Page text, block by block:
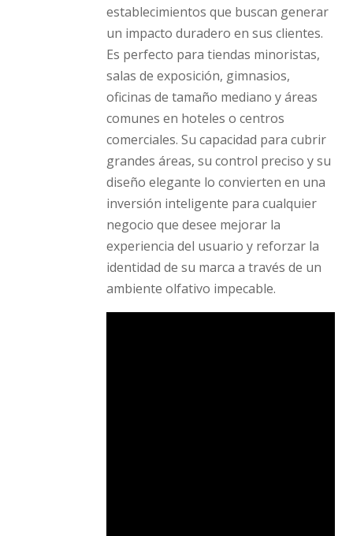
establecimientos que buscan generar
un impacto duradero en sus clientes.
Es perfecto para tiendas minoristas,
salas de exposición, gimnasios,
oficinas de tamaño mediano y áreas
comunes en hoteles o centros
comerciales. Su capacidad para cubrir
grandes áreas, su control preciso y su
diseño elegante lo convierten en una
inversión inteligente para cualquier
negocio que desee mejorar la
experiencia del usuario y reforzar la
identidad de su marca a través de un
ambiente olfativo impecable.